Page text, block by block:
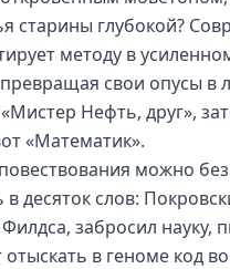
старины глубокой?
методу в
свои опусы в
Нефть, друг»,
«Математик».
можно без
десяток слов:
забросил науку,
отыскать в геноме код